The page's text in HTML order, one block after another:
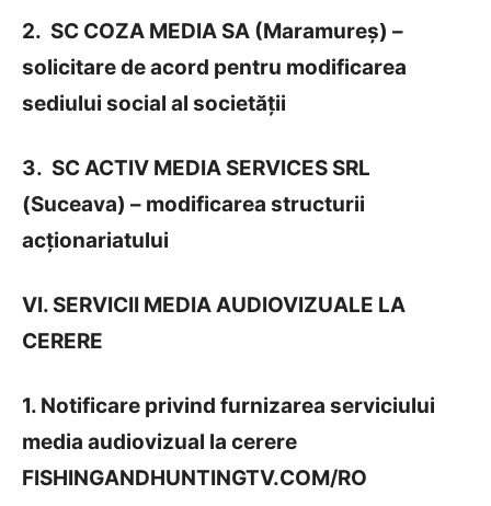
2. SC COZA MEDIA SA (Maramureș) –
solicitare de acord pentru modificarea
sediului social al societății
3. SC ACTIV MEDIA SERVICES SRL
(Suceava) – modificarea structurii
acționariatului
VI. SERVICII MEDIA AUDIOVIZUALE LA
CERERE
1. Notificare privind furnizarea serviciului
media audiovizual la cerere
FISHINGANDHUNTINGTV.COM/RO